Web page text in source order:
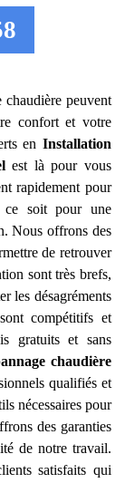
chaudière peuvent
confort et votre
en Installation
est là pour vous
rapidement pour
ce soit pour une
Nous offrons des
de retrouver
sont très brefs,
les désagréments
compétitifs et
gratuits et sans
chaudière
qualifiés et
nécessaires pour
des garanties
de notre travail.
satisfaits qui